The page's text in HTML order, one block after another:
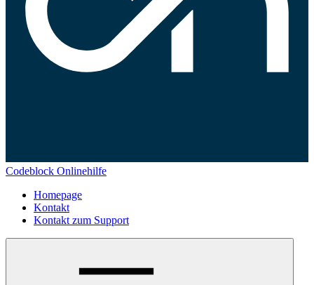
Codeblock Onlinehilfe
Homepage
Kontakt
Kontakt zum Support